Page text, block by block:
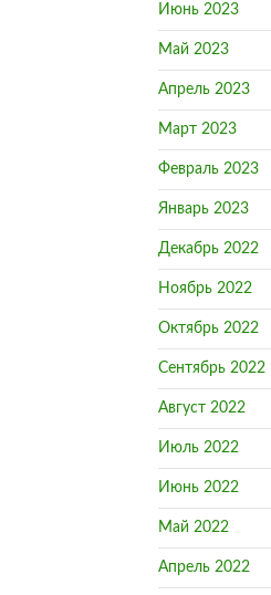
Июнь 2023
Май 2023
Апрель 2023
Март 2023
Февраль 2023
Январь 2023
Декабрь 2022
Ноябрь 2022
Октябрь 2022
Сентябрь 2022
Август 2022
Июль 2022
Июнь 2022
Май 2022
Апрель 2022